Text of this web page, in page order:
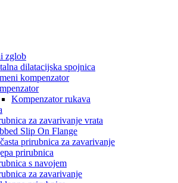
zglob
dilatacijska spojnica
kompenzator
Kompenzator rukava
za zavarivanje vrata
Slip On Flange
prirubnica za zavarivanje
prirubnica
s navojem
za zavarivanje